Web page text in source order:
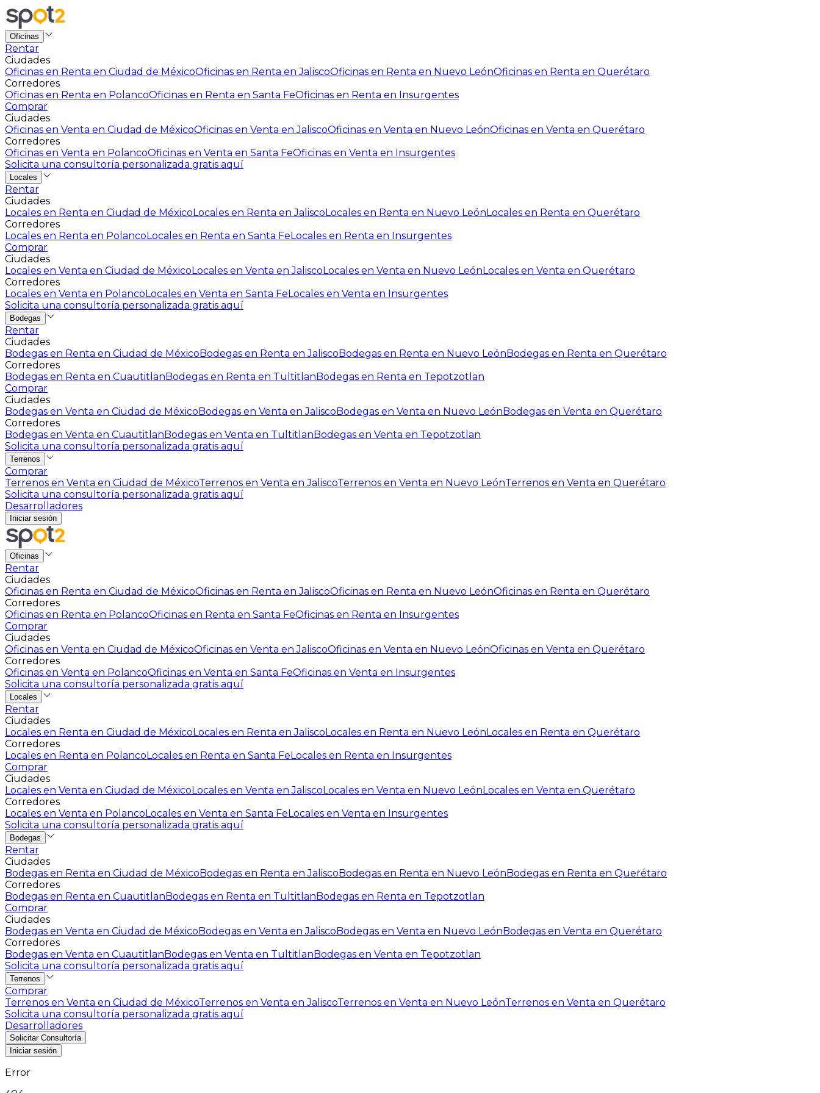
Oficinas
Rentar
Ciudades
Oficinas en Renta en Ciudad de MéxicoOficinas en Renta en JaliscoOficinas en Renta en Nuevo LeónOficinas en Renta en Querétaro
Corredores
Oficinas en Renta en PolancoOficinas en Renta en Santa FeOficinas en Renta en Insurgentes
Comprar
Ciudades
Oficinas en Venta en Ciudad de MéxicoOficinas en Venta en JaliscoOficinas en Venta en Nuevo LeónOficinas en Venta en Querétaro
Corredores
Oficinas en Venta en PolancoOficinas en Venta en Santa FeOficinas en Venta en Insurgentes
Solicita una consultoría personalizada gratis aquí
Locales
Rentar
Ciudades
Locales en Renta en Ciudad de MéxicoLocales en Renta en JaliscoLocales en Renta en Nuevo LeónLocales en Renta en Querétaro
Corredores
Locales en Renta en PolancoLocales en Renta en Santa FeLocales en Renta en Insurgentes
Comprar
Ciudades
Locales en Venta en Ciudad de MéxicoLocales en Venta en JaliscoLocales en Venta en Nuevo LeónLocales en Venta en Querétaro
Corredores
Locales en Venta en PolancoLocales en Venta en Santa FeLocales en Venta en Insurgentes
Solicita una consultoría personalizada gratis aquí
Bodegas
Rentar
Ciudades
Bodegas en Renta en Ciudad de MéxicoBodegas en Renta en JaliscoBodegas en Renta en Nuevo LeónBodegas en Renta en Querétaro
Corredores
Bodegas en Renta en CuautitlanBodegas en Renta en TultitlanBodegas en Renta en Tepotzotlan
Comprar
Ciudades
Bodegas en Venta en Ciudad de MéxicoBodegas en Venta en JaliscoBodegas en Venta en Nuevo LeónBodegas en Venta en Querétaro
Corredores
Bodegas en Venta en CuautitlanBodegas en Venta en TultitlanBodegas en Venta en Tepotzotlan
Solicita una consultoría personalizada gratis aquí
Terrenos
Comprar
Terrenos en Venta en Ciudad de MéxicoTerrenos en Venta en JaliscoTerrenos en Venta en Nuevo LeónTerrenos en Venta en Querétaro
Solicita una consultoría personalizada gratis aquí
Desarrolladores
Iniciar sesión
Oficinas
Rentar
Ciudades
Oficinas en Renta en Ciudad de MéxicoOficinas en Renta en JaliscoOficinas en Renta en Nuevo LeónOficinas en Renta en Querétaro
Corredores
Oficinas en Renta en PolancoOficinas en Renta en Santa FeOficinas en Renta en Insurgentes
Comprar
Ciudades
Oficinas en Venta en Ciudad de MéxicoOficinas en Venta en JaliscoOficinas en Venta en Nuevo LeónOficinas en Venta en Querétaro
Corredores
Oficinas en Venta en PolancoOficinas en Venta en Santa FeOficinas en Venta en Insurgentes
Solicita una consultoría personalizada gratis aquí
Locales
Rentar
Ciudades
Locales en Renta en Ciudad de MéxicoLocales en Renta en JaliscoLocales en Renta en Nuevo LeónLocales en Renta en Querétaro
Corredores
Locales en Renta en PolancoLocales en Renta en Santa FeLocales en Renta en Insurgentes
Comprar
Ciudades
Locales en Venta en Ciudad de MéxicoLocales en Venta en JaliscoLocales en Venta en Nuevo LeónLocales en Venta en Querétaro
Corredores
Locales en Venta en PolancoLocales en Venta en Santa FeLocales en Venta en Insurgentes
Solicita una consultoría personalizada gratis aquí
Bodegas
Rentar
Ciudades
Bodegas en Renta en Ciudad de MéxicoBodegas en Renta en JaliscoBodegas en Renta en Nuevo LeónBodegas en Renta en Querétaro
Corredores
Bodegas en Renta en CuautitlanBodegas en Renta en TultitlanBodegas en Renta en Tepotzotlan
Comprar
Ciudades
Bodegas en Venta en Ciudad de MéxicoBodegas en Venta en JaliscoBodegas en Venta en Nuevo LeónBodegas en Venta en Querétaro
Corredores
Bodegas en Venta en CuautitlanBodegas en Venta en TultitlanBodegas en Venta en Tepotzotlan
Solicita una consultoría personalizada gratis aquí
Terrenos
Comprar
Terrenos en Venta en Ciudad de MéxicoTerrenos en Venta en JaliscoTerrenos en Venta en Nuevo LeónTerrenos en Venta en Querétaro
Solicita una consultoría personalizada gratis aquí
Desarrolladores
Solicitar Consultoría
Iniciar sesión
Error